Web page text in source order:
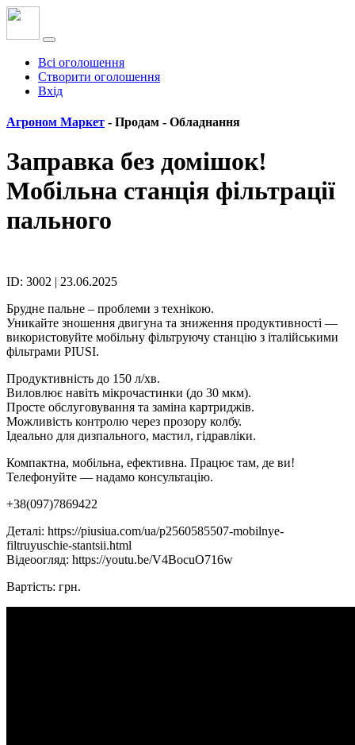
Всі оголошення
Створити оголошення
Вхід
Агроном Маркет - Продам - Обладнання
Заправка без домішок!
Мобільна станція фільтрації
пального
ID: 3002 | 23.06.2025
Брудне пальне – проблеми з технікою.
Уникайте зношення двигуна та зниження продуктивності —
використовуйте мобільну фільтруючу станцію з італійськими
фільтрами PIUSI.
Продуктивність до 150 л/хв.
Виловлює навіть мікрочастинки (до 30 мкм).
Просте обслуговування та заміна картриджів.
Можливість контролю через прозору колбу.
Ідеально для дизпального, мастил, гідравліки.
Компактна, мобільна, ефективна. Працює там, де ви!
Телефонуйте — надамо консультацію.
+38(097)7869422
Деталі: https://piusiua.com/ua/p2560585507-mobilnye-
filtruyuschie-stantsii.html
Відеоогляд: https://youtu.be/V4BocuO716w
Вартість: грн.